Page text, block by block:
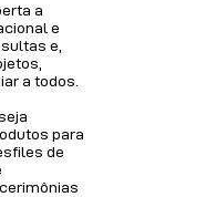
a
e
e,
a todos.
para
de